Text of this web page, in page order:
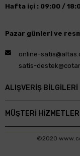
Hafta içi : 09:00 /
Pazar günleri ve
online-
satis-
ALIŞVERİŞ BİLGİLERİ
MÜŞTERİ
©2020